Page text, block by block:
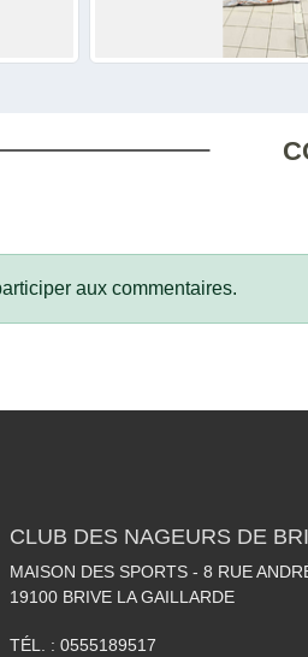
aux commentaires.
CLUB DES NAGEURS DE
MAISON DES SPORTS - 8 RUE
19100 BRIVE LA GAILLARDE
TÉL. : 0555189517